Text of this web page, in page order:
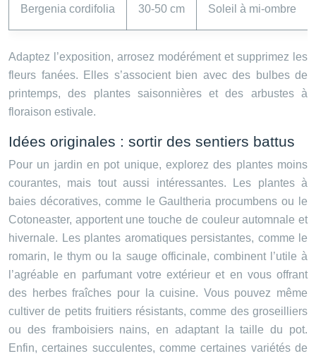
Bergenia cordifolia 30-50 cm Soleil à mi-ombre
Adaptez l’exposition, arrosez modérément et supprimez les
fleurs fanées. Elles s’associent bien avec des bulbes de
printemps, des plantes saisonnières et des arbustes à
floraison estivale.
Idées originales : sortir des sentiers battus
Pour un jardin en pot unique, explorez des plantes moins
courantes, mais tout aussi intéressantes. Les plantes à
baies décoratives, comme le Gaultheria procumbens ou le
Cotoneaster, apportent une touche de couleur automnale et
hivernale. Les plantes aromatiques persistantes, comme le
romarin, le thym ou la sauge officinale, combinent l’utile à
l’agréable en parfumant votre extérieur et en vous offrant
des herbes fraîches pour la cuisine. Vous pouvez même
cultiver de petits fruitiers résistants, comme des groseilliers
ou des framboisiers nains, en adaptant la taille du pot.
Enfin, certaines succulentes, comme certaines variétés de